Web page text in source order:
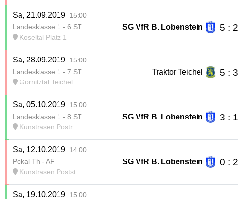
Sa, 21.09.2019 15:00
Landesklasse 1 - 6.ST
Koseltal Platz 1
SG VfR B. Lobenstein 5 : 2
Sa, 28.09.2019 15:00
Landesklasse 1 - 7.ST
Gornitztal Teichel
Traktor Teichel 5 : 3
Sa, 05.10.2019 15:00
Landesklasse 1 - 8.ST
Kunstrasen Postraße
SG VfR B. Lobenstein 3 : 1
Sa, 12.10.2019 14:00
Pokal Th - AF
Kunstrasen Poststraße
SG VfR B. Lobenstein 0 : 2
Sa, 19.10.2019 15:00